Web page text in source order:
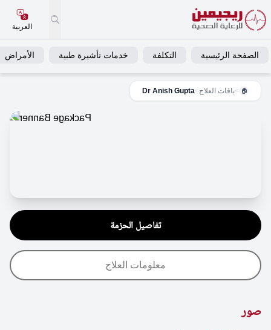
العربية
الصفحة الرئيسية التكلفة خدمات تأشيرة طبية الأمراض
🏠
>باقات العلاج>
Dr Anish Gupta
تفاصيل الحزمة
معلومات العلاج
صور